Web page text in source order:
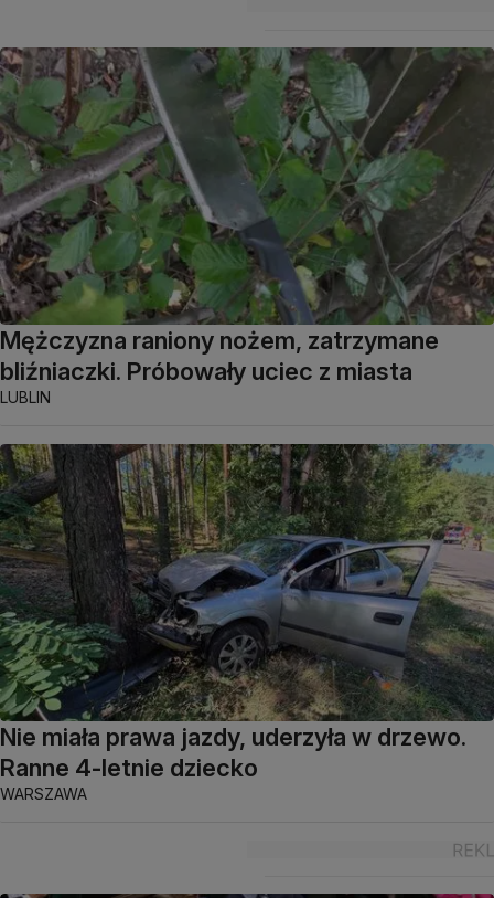
Mężczyzna raniony nożem, zatrzymane
bliźniaczki. Próbowały uciec z miasta
LUBLIN
Nie miała prawa jazdy, uderzyła w drzewo.
Ranne 4-letnie dziecko
WARSZAWA